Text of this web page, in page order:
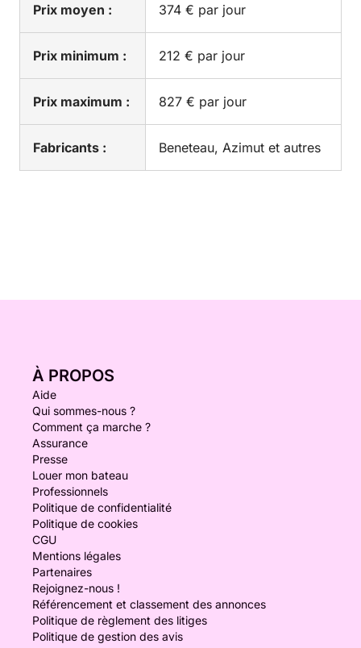
Prix moyen : 374 € par jour
Prix minimum : 212 € par jour
Prix maximum : 827 € par jour
Fabricants : Beneteau, Azimut et autres
À PROPOS
Aide
Qui sommes-nous ?
Comment ça marche ?
Assurance
Presse
Louer mon bateau
Professionnels
Politique de confidentialité
Politique de cookies
CGU
Mentions légales
Partenaires
Rejoignez-nous !
Référencement et classement des annonces
Politique de règlement des litiges
Politique de gestion des avis